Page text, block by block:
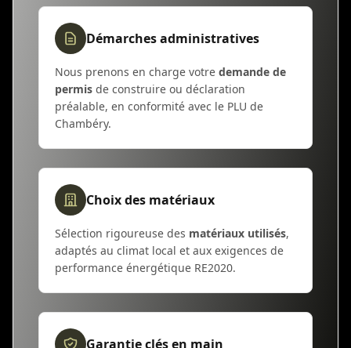
Démarches administratives
Nous prenons en charge votre demande de
permis de construire ou déclaration
préalable, en conformité avec le PLU de
Chambéry.
Choix des matériaux
Sélection rigoureuse des matériaux utilisés,
adaptés au climat local et aux exigences de
performance énergétique RE2020.
Garantie clés en main